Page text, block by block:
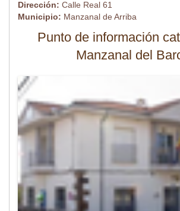
Dirección: Calle Real 61
Municipio: Manzanal de Arriba
Punto de información
Manzanal del